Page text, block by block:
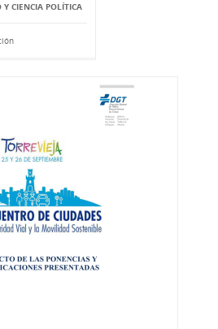
Y CIENCIA POLÍTICA